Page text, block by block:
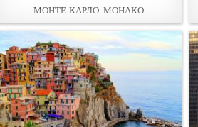
МОНТЕ-КАРЛО. МОНАКО